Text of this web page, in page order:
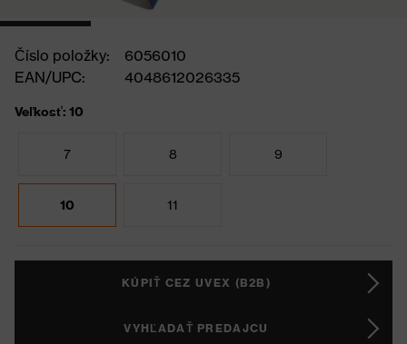
Číslo položky:
6056010
EAN/UPC:
4048612026335
Veľkosť: 10
7 8 9
10 11
KÚPIŤ CEZ UVEX (B2B)
VYHĽADAŤ PREDAJCU